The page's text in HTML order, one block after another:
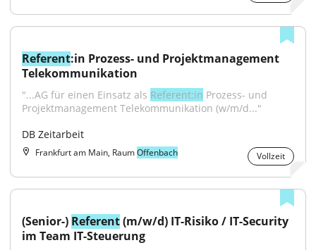
Referent:in Prozess- und Projektmanagement
Telekommunikation
"...AG für einen Einsatz als Referent:in Prozess- und
Projektmanagement Telekommunikation (w/m/d..."
DB Zeitarbeit
Frankfurt am Main, RaumOffenbach Vollzeit
(Senior-) Referent (m/w/d) IT-Risiko / IT-Security
im Team IT-Steuerung